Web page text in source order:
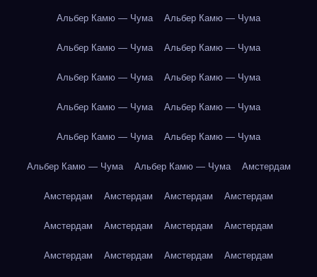
Альбер Камю — Чума Альбер Камю — Чума
Альбер Камю — Чума Альбер Камю — Чума
Альбер Камю — Чума Альбер Камю — Чума
Альбер Камю — Чума Альбер Камю — Чума
Альбер Камю — Чума Альбер Камю — Чума
Альбер Камю — Чума Альбер Камю — Чума Амстердам
Амстердам Амстердам Амстердам Амстердам
Амстердам Амстердам Амстердам Амстердам
Амстердам Амстердам Амстердам Амстердам